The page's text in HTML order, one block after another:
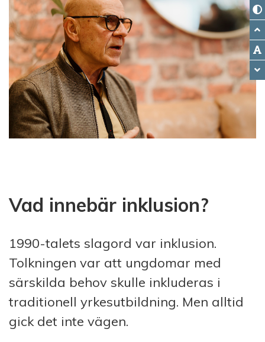
Vad innebär inklusion?
1990-talets slagord var inklusion.
Tolkningen var att ungdomar med
särskilda behov skulle inkluderas i
traditionell yrkesutbildning. Men alltid
gick det inte vägen.